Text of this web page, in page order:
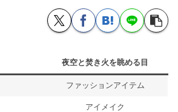
夜空と焚き火を眺める目
ファッションアイテム
アイメイク